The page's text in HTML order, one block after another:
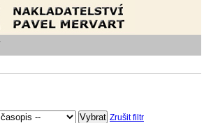
Zrušit filtr